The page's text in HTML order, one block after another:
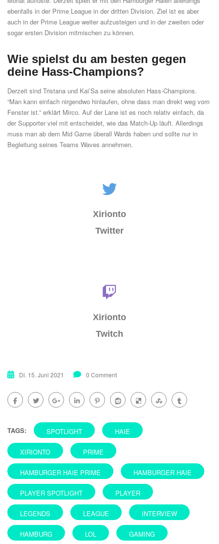
ebenfalls in der Prime League in der dritten Division. Ziel ist es aber
auch in der Prime League weiter aufzusteigen und in der zweiten oder
sogar ersten Division mitmischen zu können.
Wie spielst du am besten gegen
deine Hass-Champions?
Derzeit sind Tristana und Kai’Sa seine absoluten Hass-Champions.
“Man kann einfach nirgendwo hinlaufen, ohne dass man direkt weg vom
Fenster ist.” erklärt Mirco. Auf der Lane ist es noch relativ einfach, da
der Supporter viel mit entscheidet, wie das Match-Up läuft. Allerdings
muss man ab dem Mid Game überall Wards haben und sollte nur in
Begleitung seines Teams Waves annehmen.
Xirionto
Twitter
Xirionto
Twitch
Di. 15. Juni 2021 0 Comment
TAGS: SPOTLIGHT HAIE
XIRIONTO PRIME
HAMBURGER HAIE PRIME HAMBURGER HAIE
PLAYER SPOTLIGHT PLAYER
LEGENDS LEAGUE INTERVIEW
HAMBURG LOL GAMING